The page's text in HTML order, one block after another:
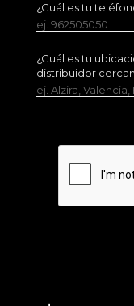
¿Cuál es tu
ej. 962505050
¿Cuál es tu
distribuidor
ej. Alzira, Valencia,